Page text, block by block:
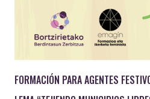
FORMACIÓN PARA AGENTES